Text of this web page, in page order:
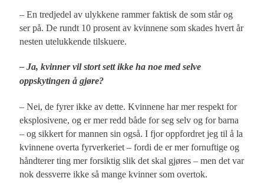
– En tredjedel av ulykkene rammer faktisk de som står og
ser på. De rundt 10 prosent av kvinnene som skades hvert år
nesten utelukkende tilskuere.
– Ja, kvinner vil stort sett ikke ha noe med selve
oppskytingen å gjøre?
– Nei, de fyrer ikke av dette. Kvinnene har mer respekt for
eksplosivene, og er mer redd både for seg selv og for barna
– og sikkert for mannen sin også. I fjor oppfordret jeg til å la
kvinnene overta fyrverkeriet – fordi de er mer fornuftige og
håndterer ting mer forsiktig slik det skal gjøres – men det var
nok dessverre ikke så mange kvinner som overtok.